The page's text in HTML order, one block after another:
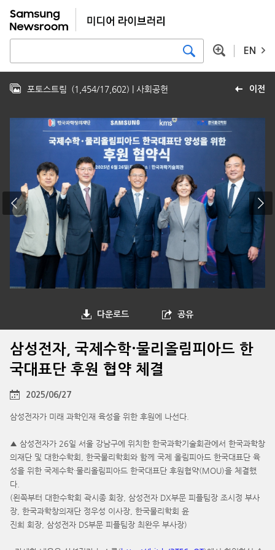
EN
이전
포토스트림 (1,454/17,602) | 사회공헌
다운로드 공유
삼성전자, 국제수학·물리올림피아드 한
국대표단 후원 협약 체결
2025/06/27
삼성전자가 미래 과학인재 육성을 위한 후원에 나선다.
▲ 삼성전자가 26일 서울 강남구에 위치한 한국과학기술회관에서 한국과학창
의재단 및 대한수학회, 한국물리학회와 함께 국제 올림피아드 한국대표단 육
성을 위한 국제수학·물리올림피아드 한국대표단 후원협약(MOU)을 체결했
다.
(왼쪽부터 대한수학회 곽시종 회장, 삼성전자 DX부문 피플팀장 조시정 부사
장, 한국과학창의재단 정우성 이사장, 한국물리학회 윤
진희 회장, 삼성전자 DS부문 피플팀장 최완우 부사장)